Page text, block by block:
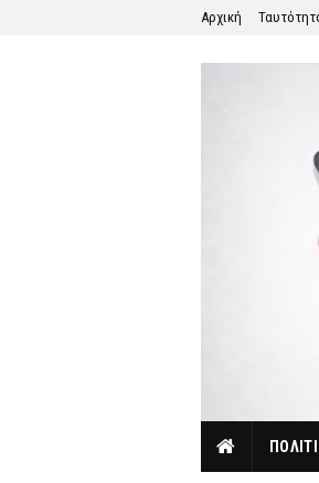
Αρχική